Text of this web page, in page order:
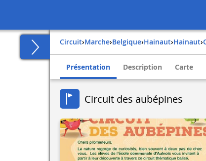
Circuit› Marche› belgique› hainaut› hainaut›
Présentation Description Carte
Circuit des aubépines